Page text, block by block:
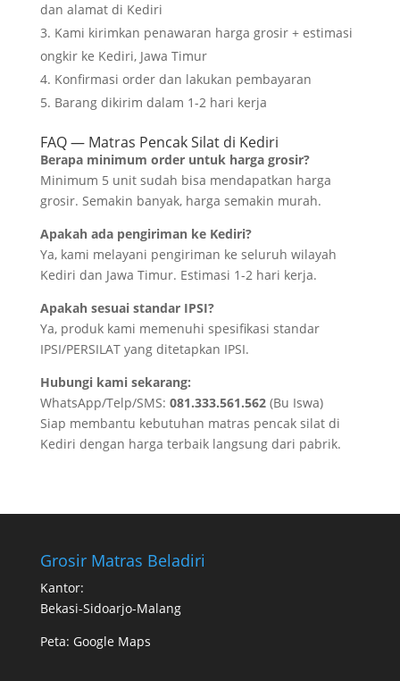
dan alamat di Kediri
Kami kirimkan penawaran harga grosir + estimasi
ongkir ke Kediri, Jawa Timur
Konfirmasi order dan lakukan pembayaran
Barang dikirim dalam 1-2 hari kerja
FAQ — Matras Pencak Silat di Kediri
Berapa minimum order untuk harga grosir?
Minimum 5 unit sudah bisa mendapatkan harga
grosir. Semakin banyak, harga semakin murah.
Apakah ada pengiriman ke Kediri?
Ya, kami melayani pengiriman ke seluruh wilayah
Kediri dan Jawa Timur. Estimasi 1-2 hari kerja.
Apakah sesuai standar IPSI?
Ya, produk kami memenuhi spesifikasi standar
IPSI/PERSILAT yang ditetapkan IPSI.
Hubungi kami sekarang:
WhatsApp/Telp/SMS: 081.333.561.562(Bu Iswa)
Siap membantu kebutuhan matras pencak silat di
Kediri dengan harga terbaik langsung dari pabrik.
Grosir Matras Beladiri
Kantor:
Bekasi-Sidoarjo-Malang
Peta: Google Maps